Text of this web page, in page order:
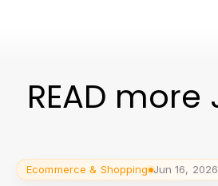
READ
Ecommerce & Shopping Jun 16, 2026